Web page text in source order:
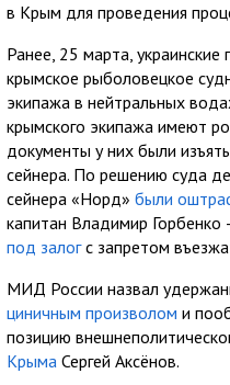
в Крым для проведения
Ранее, 25 марта, украинские
крымское рыболовецкое
экипажа в нейтральных
крымского экипажа имеют
документы у них были
сейнера. По решению суда
сейнера «Норд» были
капитан Владимир Горбенко
под залогс запретом
МИД России назвал
циничным произволом и
позицию
Крыма Сергей Аксёнов.